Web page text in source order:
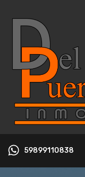
59899110838